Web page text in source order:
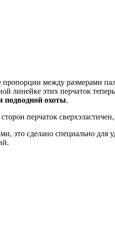
между размерами
этих перчаток
подводной охоты.
перчаток
это сделано специально для